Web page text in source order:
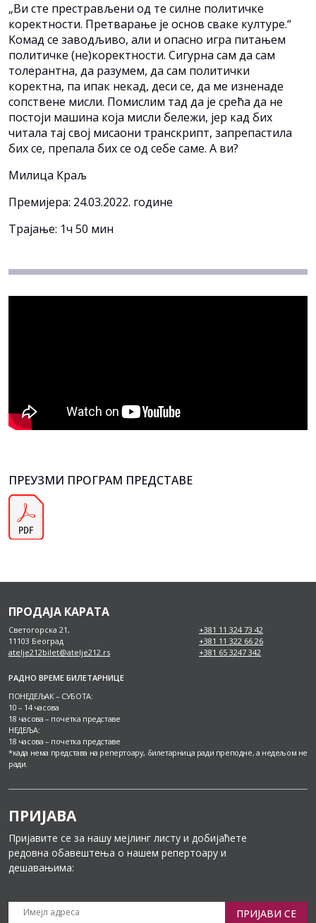
„Ви сте престрављени од те силне политичке
коректности. Претварање је основ сваке културе.“
Kомад се заводљиво, али и опасно игра питањем
политичке (не)коректности. Сигурна сам да сам
толерантна, да разумем, да сам политички
коректна, па ипак некад, деси се, да ме изненаде
сопствене мисли. Помислим тад да је срећа да не
постоји машина која мисли бележи, јер кад бих
читала тај свој мисаони транскрипт, запрепастила
бих се, препала бих се од себе саме. А ви?
Милица Краљ
Премијера: 24.03.2022. године
Трајање: 1ч 50 мин
ПРЕУЗМИ ПРОГРАМ ПРЕДСТАВЕ
ПРОДАЈА КАРАТА
Светогорска 21,
11103 Београд
atelje212bilet@atelje212.rs
+381 11 324 73 42
+381 11 322 66 26
+381 65 3247 342
РАДНО ВРЕМЕ БИЛЕТАРНИЦЕ
ПОНЕДЕЉАК – СУБОТА:
10 – 14 часова
18 часова – почетка представе
НЕДЕЉА:
18 часова – почетка представе
*када нема представа на репертоару, билетарница ради преподне, а недељом не
ради.
ПРИЈАВА
Пријавите се за нашу мејлинг листу и добијаћете
редовна обавештења о нашем репертоару и
дешавањима:
ПРИЈАВИ СЕ